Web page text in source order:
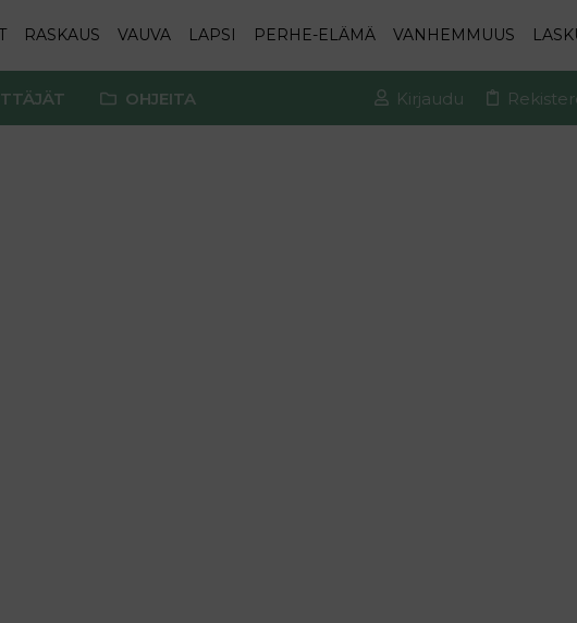
RASKAUS VAUVA LAPSI PERHE-ELÄMÄ VANHEMMUUS
OHJEITA Kirjaudu